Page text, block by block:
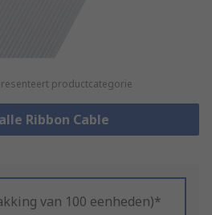
productcategorie
Ribbon Cable
van 100 eenheden)*